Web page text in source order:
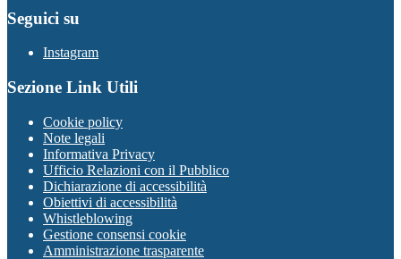
Seguici su
Instagram
Sezione Link Utili
Cookie policy
Note legali
Informativa Privacy
Ufficio Relazioni con il Pubblico
Dichiarazione di accessibilità
Obiettivi di accessibilità
Whistleblowing
Gestione consensi cookie
Amministrazione trasparente